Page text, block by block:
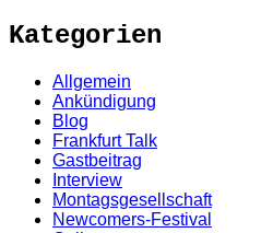
Kategorien
Allgemein
Ankündigung
Blog
Frankfurt Talk
Gastbeitrag
Interview
Montagsgesellschaft
Newcomers-Festival